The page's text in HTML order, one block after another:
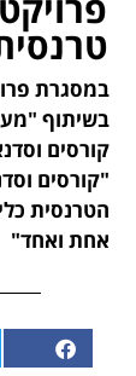
במסגרת
בשיתוף
קורסים
"קורסים
הטרנסית
אחת ואחד"